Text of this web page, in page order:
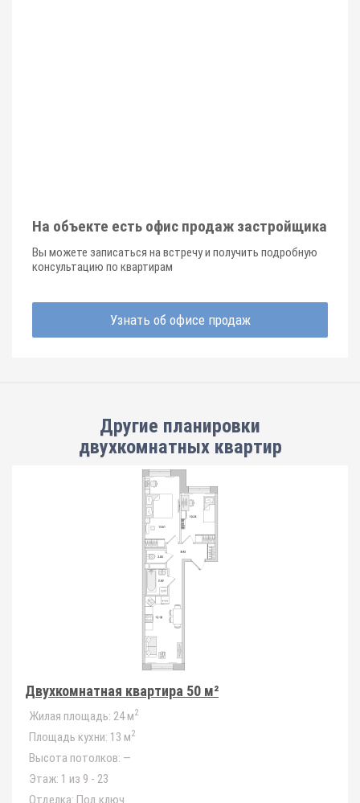
На объекте есть офис продаж застройщика
Вы можете записаться на встречу и получить подробную
консультацию по квартирам
Узнать об офисе продаж
Другие планировки
двухкомнатных квартир
Двухкомнатная квартира 50 м²
Жилая площадь: 24 м2
Площадь кухни: 13 м2
Высота потолков: —
Этаж: 1 из 9 - 23
Отделка: Под ключ